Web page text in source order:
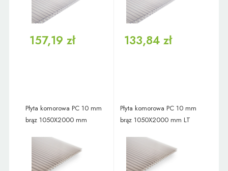
157,19 zł 133,84 zł
Płyta komorowa PC 10 mm
brąz 1050X2000 mm
Płyta komorowa PC 10 mm
brąz 1050X2000 mm LT